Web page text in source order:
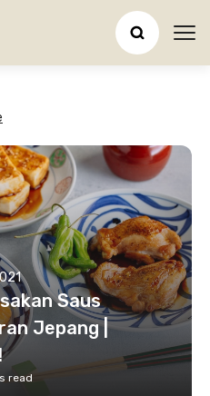
Saus
Jepang |
read